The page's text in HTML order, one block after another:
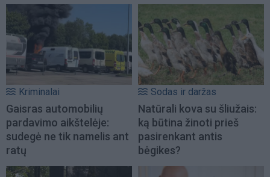
Kriminalai
Gaisras automobilių
pardavimo aikštelėje:
sudegė ne tik namelis ant
ratų
Sodas ir daržas
Natūrali kova su šliužais:
ką būtina žinoti prieš
pasirenkant antis
bėgikes?